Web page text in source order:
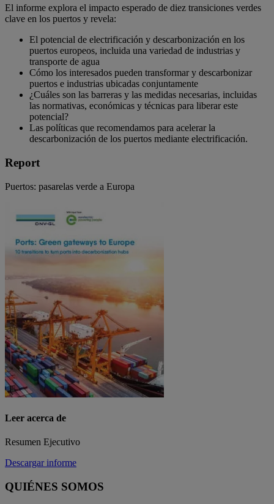
El informe explora el impacto esperado de diez transiciones verdes
clave en los puertos y revela:
El potencial de electrificación y descarbonización en los
puertos europeos, incluida una variedad de industrias y
transporte de agua
Cómo los interesados ​​pueden transformar y descarbonizar
puertos e industrias ubicadas conjuntamente
¿Cuáles son las barreras y las medidas necesarias, incluidas
las normativas, económicas y técnicas para liberar este
potencial?
Las políticas que recomendamos para acelerar la
descarbonización de los puertos mediante electrificación.
Report
Puertos: pasarelas verde a Europa
Leer acerca de
Resumen Ejecutivo
Descargar informe
QUIÉNES SOMOS